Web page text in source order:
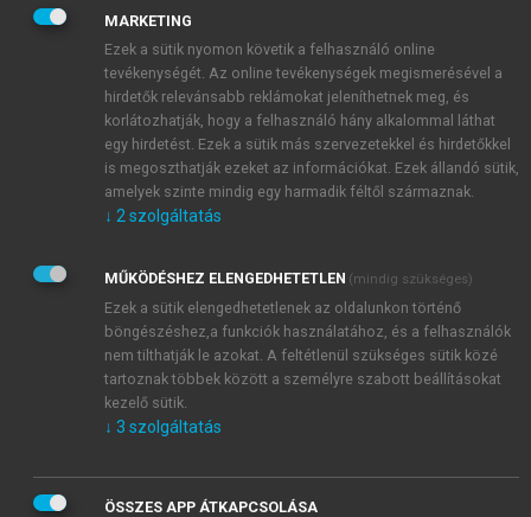
JELSZÓ
JELSZÓ ÚJRA
Kérek értesítést a MeRSZ újdonságairól, akcióiról.
Kérek értesítést az Akadémiai Kiadó Zrt. újdonságairól,
Adatkezelési tájékoztatóbanfoglaltakat tudomásul
veszem és elfogadom.
Általános vásárlási feltételeket, valamint a szotar.netés a
mersz.huoldalak licencszerződéseiben foglaltakat
tudomásul veszem és elfogadom.
KIPRÓBÁLOM
MARKETING
Ezek a sütik nyomon követik a felhasználó online
tevékenységét. Az online tevékenységek megismerésével a
hirdetők relevánsabb reklámokat jeleníthetnek meg, és
korlátozhatják, hogy a felhasználó hány alkalommal láthat
egy hirdetést. Ezek a sütik más szervezetekkel és hirdetőkkel
is megoszthatják ezeket az információkat. Ezek állandó sütik,
amelyek szinte mindig egy harmadik féltől származnak.
↓ 2 szolgáltatás
MŰKÖDÉSHEZ ELENGEDHETETLEN (mindig szükséges)
Ezek a sütik elengedhetetlenek az oldalunkon történő
böngészéshez,a funkciók használatához, és a felhasználók
nem tilthatják le azokat. A feltétlenül szükséges sütik közé
tartoznak többek között a személyre szabott beállításokat
kezelő sütik.
↓ 3 szolgáltatás
ÖSSZES APP ÁTKAPCSOLÁSA